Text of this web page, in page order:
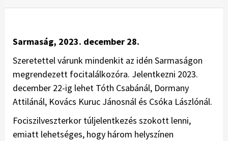
Sarmaság, 2023. december 28.
Szeretettel várunk mindenkit az idén Sarmaságon
megrendezett focitalálkozóra. Jelentkezni 2023.
december 22-ig lehet Tóth Csabánál, Dormany
Attilánál, Kovács Kuruc Jánosnál és Csóka Lászlónál.
Fociszilveszterkor túljelentkezés szokott lenni,
emiatt lehetséges, hogy három helyszínen